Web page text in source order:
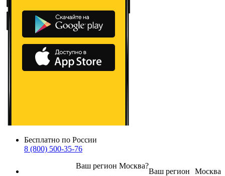
Бесплатно по России
8 (800) 500-35-76
Москва
Ваш регион
Ваш регион Москва?